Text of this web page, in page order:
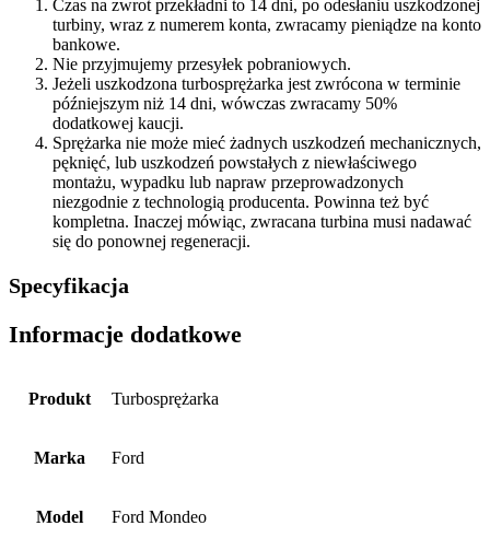
Czas na zwrot przekładni to 14 dni, po odesłaniu uszkodzonej
turbiny, wraz z numerem konta, zwracamy pieniądze na konto
bankowe.
Nie przyjmujemy przesyłek pobraniowych.
Jeżeli uszkodzona turbosprężarka jest zwrócona w terminie
późniejszym niż 14 dni, wówczas zwracamy 50%
dodatkowej kaucji.
Sprężarka nie może mieć żadnych uszkodzeń mechanicznych,
pęknięć, lub uszkodzeń powstałych z niewłaściwego
montażu, wypadku lub napraw przeprowadzonych
niezgodnie z technologią producenta. Powinna też być
kompletna. Inaczej mówiąc, zwracana turbina musi nadawać
się do ponownej regeneracji.
Specyfikacja
Informacje dodatkowe
Produkt Turbosprężarka
Marka Ford
Model Ford Mondeo